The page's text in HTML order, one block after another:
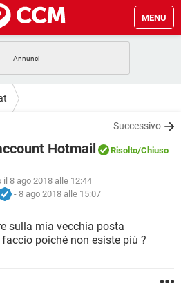
MENU
WHATSAPP
WHATSAPP
GAMING
WINDOWS 10
WHATSAPP
FACEBOOK
GAMING
WINDOWS 10
GAMING
ANDROID
Successivo
Hotmail Risolto/Chiuso
8 ago 2018 alle 12:44
- 8 ago 2018 alle 15:07
sulla mia vecchia posta
poiché non esiste più ?